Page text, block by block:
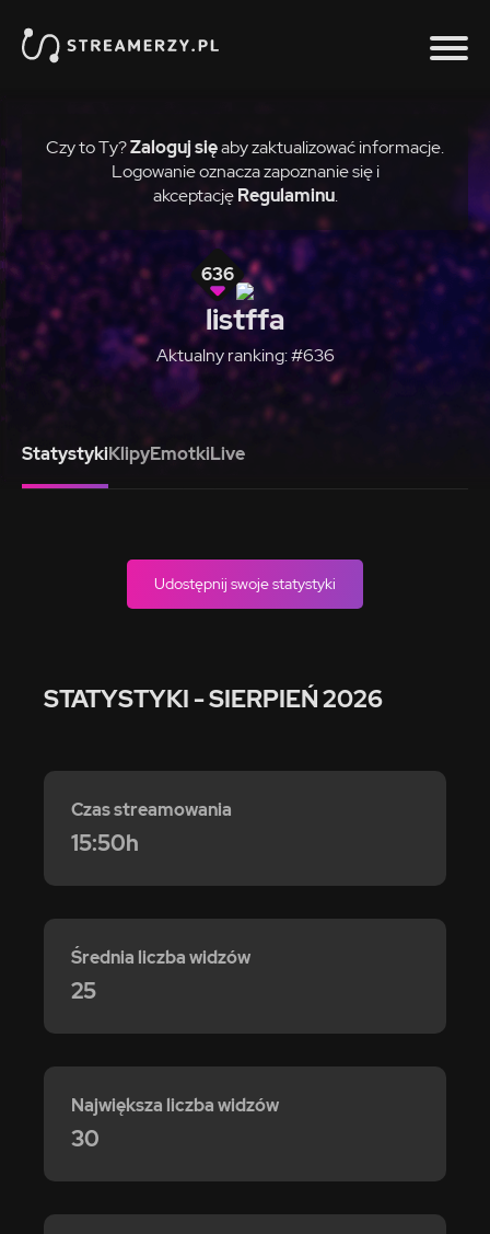
Czy to Ty?Zaloguj sięaby zaktualizować informacje.
Logowanie oznacza zapoznanie się i
akceptację Regulaminu.
636
listffa
Aktualny ranking: #636
StatystykiKlipyEmotkiLive
Udostępnij swoje statystyki
STATYSTYKI - SIERPIEŃ 2026
Czas streamowania
15:50h
Średnia liczba widzów
25
Największa liczba widzów
30